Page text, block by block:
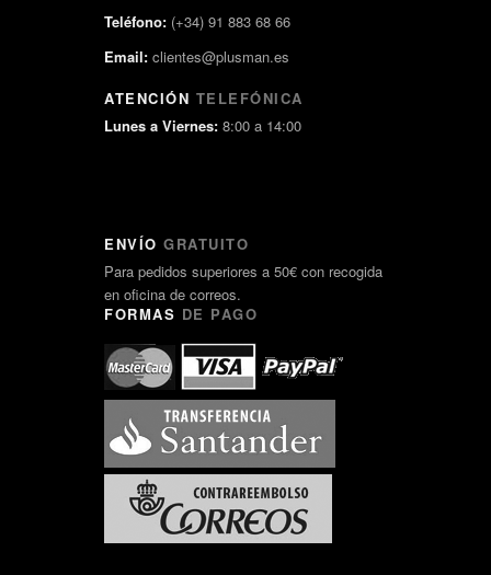
Teléfono: (+34) 91 883 68 66
Email: clientes@plusman.es
ATENCIÓN TELEFÓNICA
Lunes a Viernes: 8:00 a 14:00
ENVÍO GRATUITO
Para pedidos superiores a 50€ con recogida
en oficina de correos.
FORMAS DE PAGO